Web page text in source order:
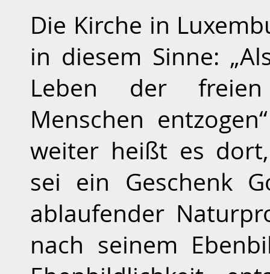
Die Kirche in
in diesem Sinne:
Leben der freien
Menschen
weiter heißt es
sei ein Geschenk
ablaufender
nach seinem